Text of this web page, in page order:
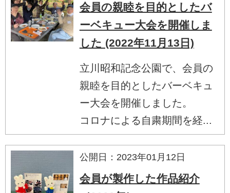
会員の親睦を目的としたバ
ーベキュー大会を開催しま
した (2022年11月13日)
立川昭和記念公園で、会員の
親睦を目的としたバーベキュ
ー大会を開催しました。
コロナによる自粛期間を経...
公開日：2023年01月12日
会員が製作した作品紹介